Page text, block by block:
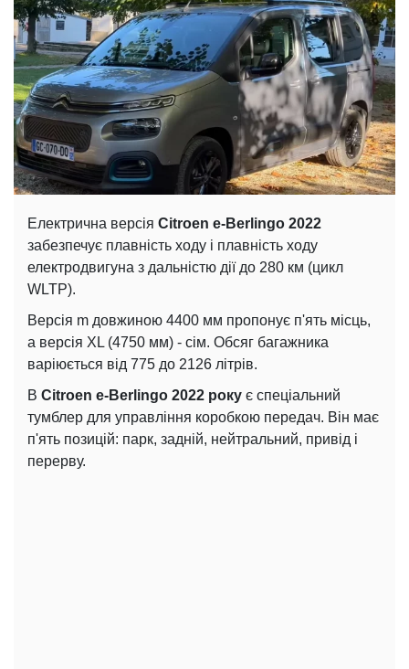
Електрична версія Citroen e-Berlingo 2022
забезпечує плавність ходу і плавність ходу
електродвигуна з дальністю дії до 280 км (цикл
WLTP).
Версія m довжиною 4400 мм пропонує п'ять місць,
а версія XL (4750 мм) - сім. Обсяг багажника
варіюється від 775 до 2126 літрів.
В Citroen e-Berlingo 2022 року є спеціальний
тумблер для управління коробкою передач. Він має
п'ять позицій: парк, задній, нейтральний, привід і
перерву.